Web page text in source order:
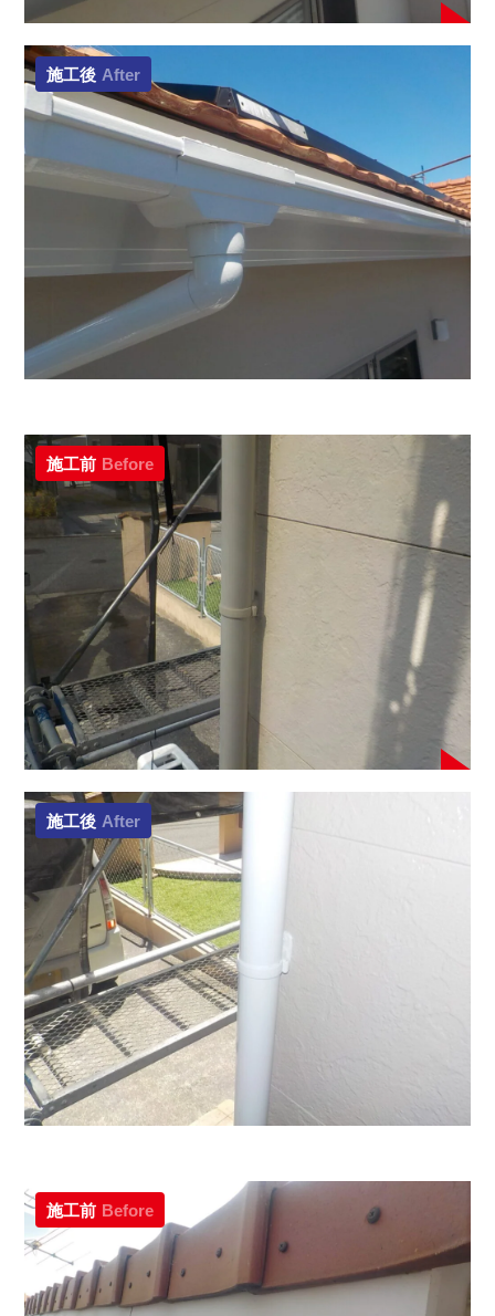
施工後 After
施工前 Before
施工後 After
施工前 Before